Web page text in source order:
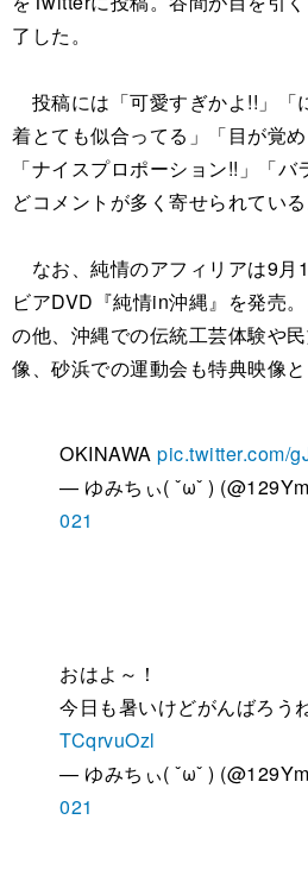
了した。
投稿には「可愛すぎかよ!!」「
着とても似合ってる」「目が覚
「ナイスプロポーション!!」「
どコメントが多く寄せられている
なお、純情のアフィリアは9月
ビアDVD『純情in沖縄』を発売
の他、沖縄での伝統工芸体験や
像、砂浜での運動会も特典映像と
OKINAWA pic.twitter.com/
— ゆみちぃ( ˇωˇ )
021
おはよ～！
今日も暑いけどがんばろう
TCqrvuOzl
— ゆみちぃ( ˇωˇ )
021